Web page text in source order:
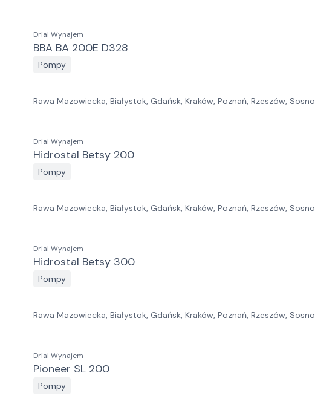
Drial Wynajem
BBA BA 200E D328
Pompy
Rawa Mazowiecka, Białystok, Gdańsk, Kraków, Poznań, Rzeszów,
Drial Wynajem
Hidrostal Betsy 200
Pompy
Rawa Mazowiecka, Białystok, Gdańsk, Kraków, Poznań, Rzeszów,
Drial Wynajem
Hidrostal Betsy 300
Pompy
Rawa Mazowiecka, Białystok, Gdańsk, Kraków, Poznań, Rzeszów,
Drial Wynajem
Pioneer SL 200
Pompy